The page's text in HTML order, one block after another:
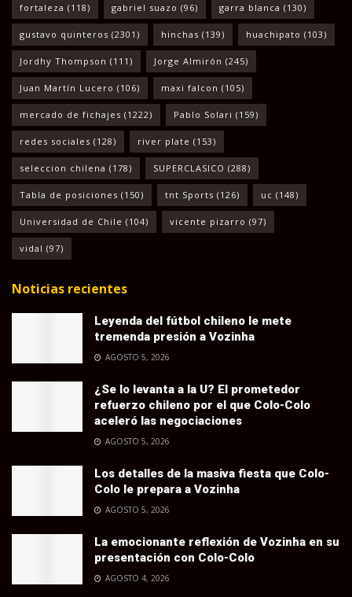
fortaleza (118) gabriel suazo (96) garra blanca (130)
gustavo quinteros (2301) hinchas (139) huachipato (103)
Jordhy Thompson (111) Jorge Almirón (245)
Juan Martín Lucero (106) maxi falcon (105)
mercado de fichajes (1222) Pablo Solari (159)
redes sociales (128) river plate (153)
seleccion chilena (178) SUPERCLASICO (288)
Tabla de posiciones (150) tnt Sports (126) uc (148)
Universidad de Chile (104) vicente pizarro (97)
vidal (97)
Noticias recientes
Leyenda del fútbol chileno le mete
tremenda presión a Vozinha
AGOSTO 5, 2026
¿Se lo levanta a la U? El prometedor
refuerzo chileno por el que Colo-Colo
aceleró las negociaciones
AGOSTO 5, 2026
Los detalles de la masiva fiesta que Colo-
Colo le prepara a Vozinha
AGOSTO 5, 2026
La emocionante reflexión de Vozinha en su
presentación con Colo-Colo
AGOSTO 4, 2026